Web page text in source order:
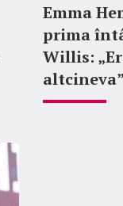
Emma
prima
Willis: